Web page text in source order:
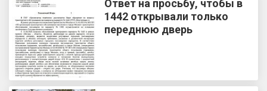
Ответ на просьбу, чтобы в
1442 открывали только
переднюю дверь